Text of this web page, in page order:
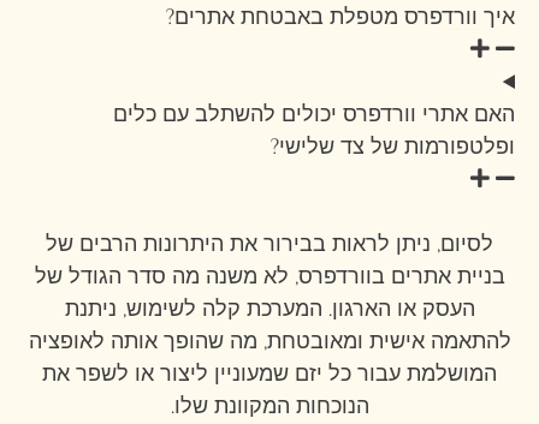
איך וורדפרס מטפלת באבטחת אתרים?
האם אתרי וורדפרס יכולים להשתלב עם כלים
ופלטפורמות של צד שלישי?
לסיום, ניתן לראות בבירור את היתרונות הרבים של
בניית אתרים בוורדפרס, לא משנה מה סדר הגודל של
העסק או הארגון. המערכת קלה לשימוש, ניתנת
להתאמה אישית ומאובטחת, מה שהופך אותה לאופציה
המושלמת עבור כל יזם שמעוניין ליצור או לשפר את
הנוכחות המקוונת שלו.